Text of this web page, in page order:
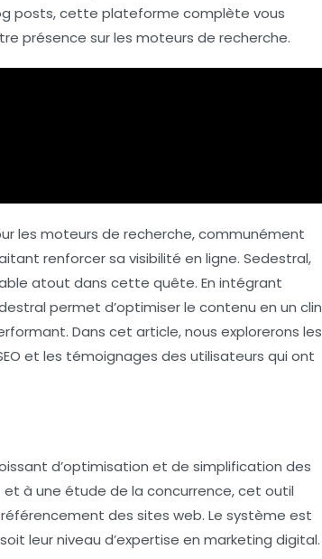
posts, cette plateforme complète vous
présence sur les moteurs de recherche.
les moteurs de recherche, communément
renforcer sa visibilité en ligne. Sedestral,
atout dans cette quête. En intégrant
permet d’optimiser le contenu en un clin
Dans cet article, nous explorerons les
et les témoignages des utilisateurs qui ont
d’optimisation et de simplification des
et à une étude de la concurrence, cet outil
des sites web. Le système est
leur niveau d’expertise en marketing digital.